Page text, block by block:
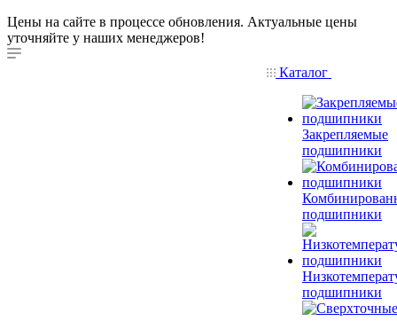
Цены на сайте в процессе обновления. Актуальные цены
уточняйте у наших менеджеров!
Каталог
Закрепляемые
подшипники
подшипники
подшипники